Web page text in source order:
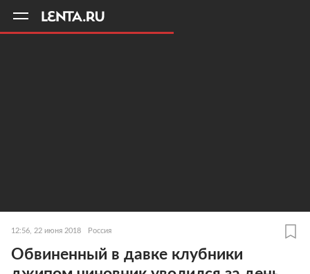
12:56, 22 июня 2018 Россия
Обвиненный в давке клубники